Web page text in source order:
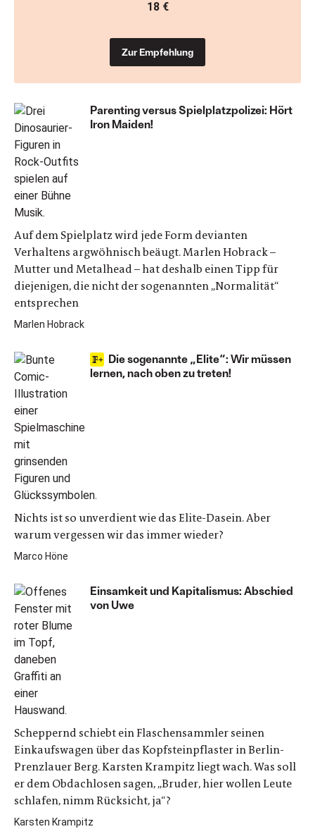
Parenting versus Spielplatzpolizei: Hört
Iron Maiden!
Auf dem Spielplatz wird jede Form devianten
Verhaltens argwöhnisch beäugt. Marlen Hobrack –
Mutter und Metalhead – hat deshalb einen Tipp für
diejenigen, die nicht der sogenannten „Normalität“
entsprechen
Marlen Hobrack
Die sogenannte „Elite“: Wir müssen
lernen, nach oben zu treten!
Nichts ist so unverdient wie das Elite-Dasein. Aber
warum vergessen wir das immer wieder?
Marco Höne
Einsamkeit und Kapitalismus: Abschied
von Uwe
Scheppernd schiebt ein Flaschensammler seinen
Einkaufswagen über das Kopfsteinpflaster in Berlin-
Prenzlauer Berg. Karsten Krampitz liegt wach. Was soll
er dem Obdachlosen sagen, „Bruder, hier wollen Leute
schlafen, nimm Rücksicht, ja“?
Karsten Krampitz
18 €
Zur Empfehlung